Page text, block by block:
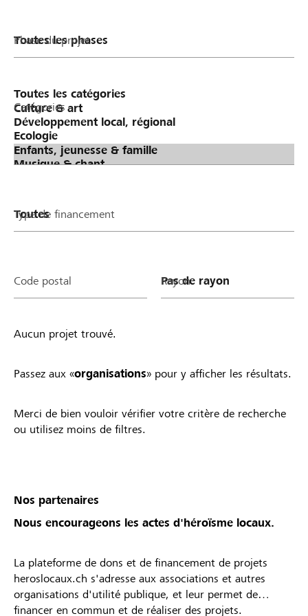
Phase du projet
Catégories
Type de financement
Code postal Rayon
Aucun projet trouvé.
Passez aux «organisations» pour y afficher les résultats.
Merci de bien vouloir vérifier votre critère de recherche
ou utilisez moins de filtres.
Nos partenaires
Nous encourageons les actes d'héroïsme locaux.
La plateforme de dons et de financement de projets
heroslocaux.ch s'adresse aux associations et autres
organisations d'utilité publique, et leur permet de
financer en commun et de réaliser des projets.